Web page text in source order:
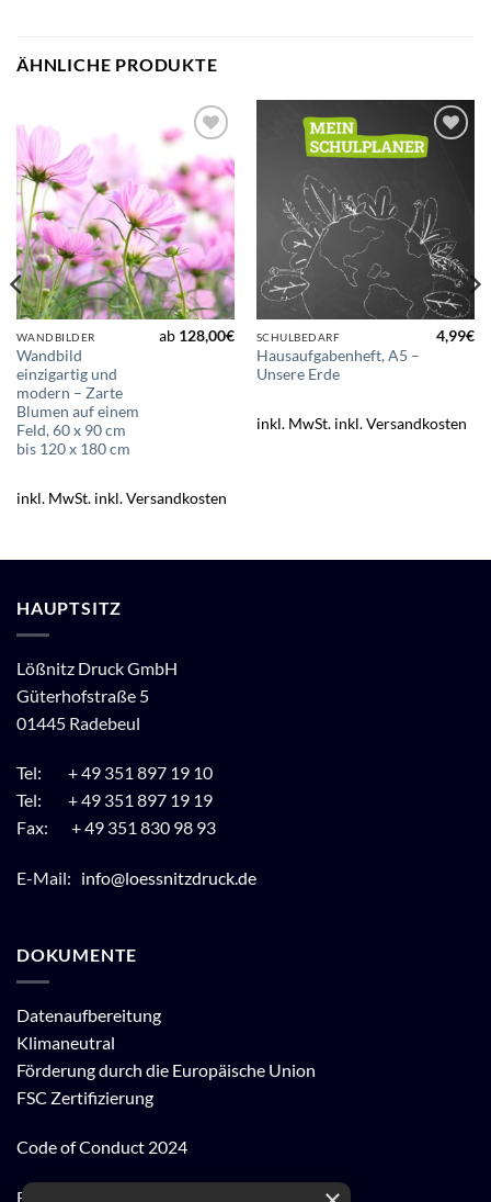
ÄHNLICHE PRODUKTE
Zur
Wunschliste
hinzufügen
WANDBILDER
Wandbild
einzigartig und
modern – Zarte
Blumen auf einem
Feld, 60 x 90 cm
bis 120 x 180 cm
ab 128,00€
inkl. MwSt. inkl. Versandkosten
Zur
SCHULBEDARF
Hausaufgabenheft, A5 –
Unsere Erde
4,99€
inkl. MwSt. inkl. Versandkosten
HAUPTSITZ
Lößnitz Druck GmbH
Güterhofstraße 5
01445 Radebeul
Tel: + 49 351 897 19 10
Tel: + 49 351 897 19 19
Fax: + 49 351 830 98 93
E-Mail: info@loessnitzdruck.de
DOKUMENTE
Datenaufbereitung
Klimaneutral
Förderung durch die Europäische Union
FSC Zertifizierung
Code of Conduct 2024
FSC® Kernarbeitsnormen 2023